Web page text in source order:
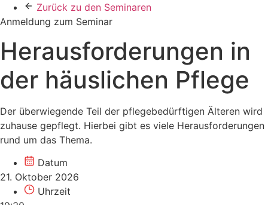
Zurück zu den Seminaren
Anmeldung zum Seminar
Herausforderungen in
der häuslichen Pflege
Der überwiegende Teil der pflegebedürftigen Älteren wird
zuhause gepflegt. Hierbei gibt es viele Herausforderungen
rund um das Thema.
Datum
21. Oktober 2026
Uhrzeit